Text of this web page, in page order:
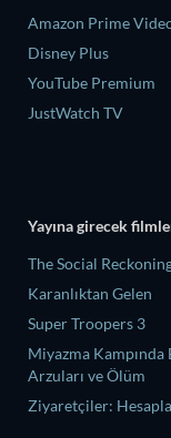
Amazon Prime
Disney Plus
YouTube Premium
JustWatch TV
Yayına girecek
The Social
Karanlıktan Gelen
Super Troopers 3
Miyazma Kampında
Arzuları ve Ölüm
Ziyaretçiler: